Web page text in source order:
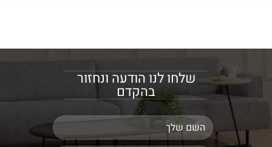
שלחו לנו הודעה ונחזור
בהקדם